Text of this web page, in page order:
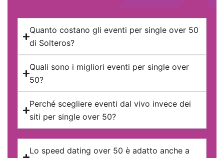
Quanto costano gli eventi per single over 50
di Solteros?
Quali sono i migliori eventi per single over
50?
Perché scegliere eventi dal vivo invece dei
siti per single over 50?
Lo speed dating over 50 è adatto anche a